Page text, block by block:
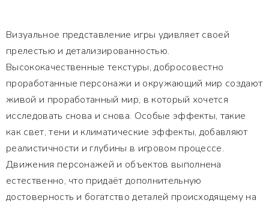
Визуальное представление игры удивляет своей
прелестью и детализированностью.
Высококачественные текстуры, добросовестно
проработанные персонажи и окружающий мир создают
живой и проработанный мир, в который хочется
исследовать снова и снова. Особые эффекты, такие
как свет, тени и климатические эффекты, добавляют
реалистичности и глубины в игровом процессе.
Движения персонажей и объектов выполнена
естественно, что придаёт дополнительную
достоверность и богатство деталей происходящему на